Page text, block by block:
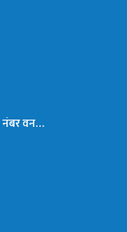
नंबर वन…